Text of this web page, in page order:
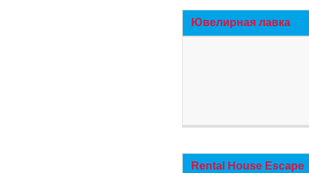
Ювелирная лавка
Rental House Escape